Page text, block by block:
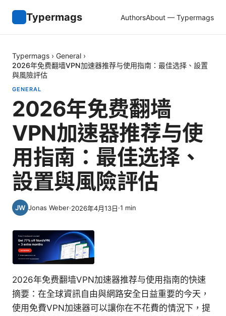
Typermags AuthorsAbout — Typermags
Typermags › General ›
2026年免费翻墙VPN加速器推荐与使用指南：最佳选择、設置
與風險評估
GENERAL
2026年免费翻墙
VPN加速器推荐与使
用指南：最佳选择、
設置與風險評估
Jonas Weber·2026年4月13日·1 min
2026年免费翻墙VPN加速器推荐与使用指南的快速
摘要：在全球資訊自由與網路安全日益重要的今天，
使用免費VPN加速器可以讓你在不花費的情況下，提